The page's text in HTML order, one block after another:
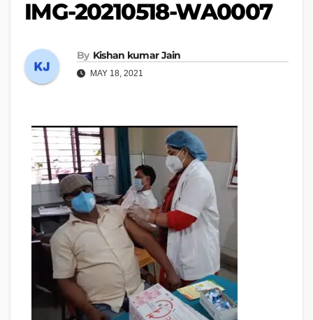
IMG-20210518-WA0007
By Kishan kumar Jain
MAY 18, 2021